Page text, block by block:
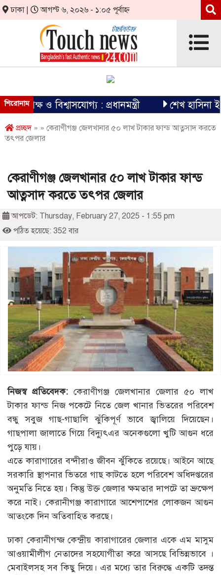
ঢাকা | আগস্ট ৬, ২০২৬ - ১:০৫ পূর্বাহ্ন
শিরোনাম
ও বিশ্বাসযোগ্য : প্রধানমন্ত্রী শেখ হাসিনা
প্রচ্ছদ» » কেরাণীগঞ্জ জেলখানার ৫০ লাখ টাকার ফান্ড আত্নসাদ করতে
তৎপর জেলার
কেরাণীগঞ্জ জেলখানার ৫০ লাখ টাকার ফান্ড
আত্নসাদ করতে তৎপর জেলার
আপডেট: Thursday, February 27, 2025 - 1:55 pm
পঠিত হয়েছে: 352 বার
নিজস্ব প্রতিবেদক: কেরাণীগঞ্জ জেলখানার জেলার ৫০ লাখ
টাকার ফান্ড নিজ পকেটে নিতে জেল খানার ভিতরের পরিবেশ
বন্ধু সবুজ গাছ-গাছালি ঝুঁকিপূর্ণ ভাবে জ্বালিয়ে দিয়েছেন।
গাছপালা জালাতে গিয়ে বিদ্যুৎএর অনেকগুলো খুটি আগুন ধরে
পুড়ে যায়।
এতে কারাগারের বন্দীরাও জীবন র্ঝুঁকিতে রয়েছে। আইনে আছে
সরকারি স্থাপনার ভিতরে গাছ কাটতে হলে পরিবেশ অধিদপ্তরের
অনুমতি নিতে হয়। কিন্তু উক্ত জেলার ক্ষমতার দাপটে তা ভ্রুক্ষেপ
করে নাই। কেরানীগঞ্জ কারাগারে আশেপাশের লোকজন আগুন
আতংকে দিন অতিবাহিত করছে।
ঢাকা কেরানীগন্জ কেন্দ্রীয় কারাগারের জেলার একে এম মাসুম
আওয়ামীলীগ নেতাদের সহযোগীতা করে আসছে বিভিন্নভাবে ।
মেবাইলসহ সব কিছু দিয়ে। এর মধ্যে তার বিরুদ্ধে একটি তদন্ত